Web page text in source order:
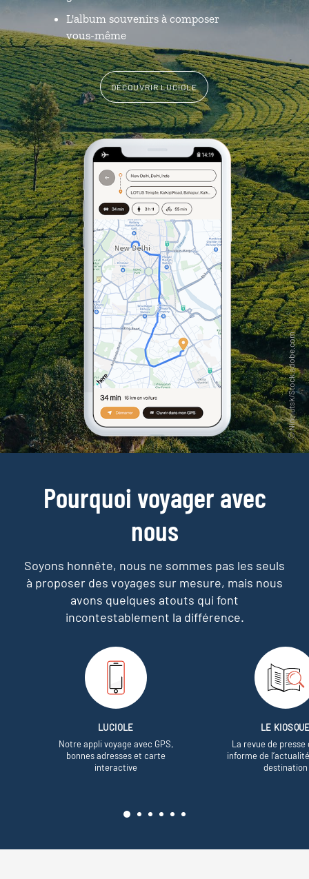
L'album souvenirs à composer
vous-même
DÉCOUVRIR LUCIOLE
Pourquoi voyager avec
nous
Soyons honnête, nous ne sommes pas les seuls
à proposer des voyages sur mesure, mais nous
avons quelques atouts qui font
incontestablement la différence.
LUCIOLE
Notre appli voyage avec GPS,
bonnes adresses et carte
interactive
LE
La revue de presse
informe de
destination